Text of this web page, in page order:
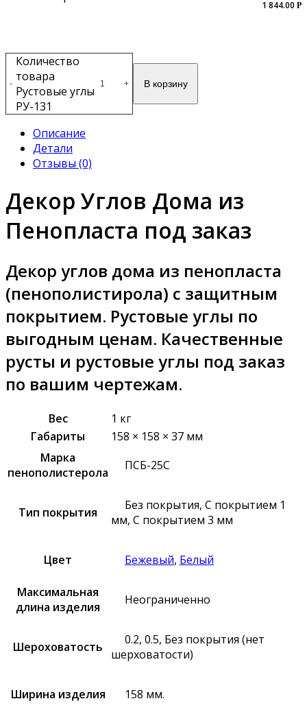
-
Количество
товара
Рустовые углы
РУ-131
+ В корзину
1 844.00 Р
Описание
Детали
Отзывы (0)
Декор Углов Дома из
Пенопласта под заказ
Декор углов дома из пенопласта
(пенополистирола) с защитным
покрытием. Рустовые углы по
выгодным ценам. Качественные
русты и рустовые углы под заказ
по вашим чертежам.
Вес
1 кг
Габариты
158 × 158 × 37 мм
Марка
пенополистерола
ПСБ-25С
Тип покрытия
Без покрытия, С покрытием 1
мм, С покрытием 3 мм
Цвет Бежевый, Белый
Максимальная
длина изделия
Неограниченно
Шероховатость
0.2, 0.5, Без покрытия (нет
шерховатости)
Ширина изделия 158 мм.